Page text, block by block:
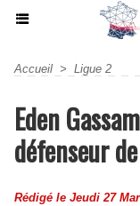
Accueil > Ligue 2
Eden
défenseur
Rédigé le Jeudi 27